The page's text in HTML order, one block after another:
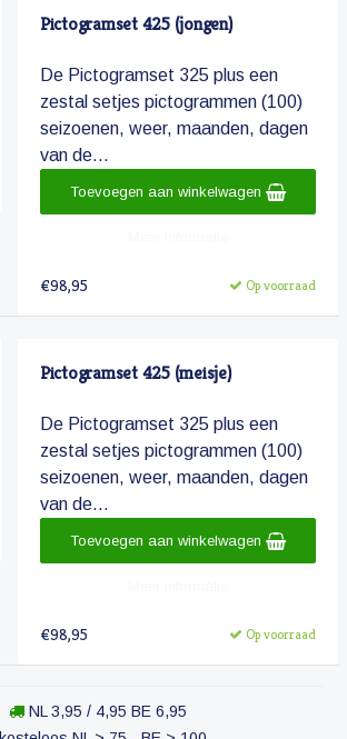
Pictogramset 425 (jongen)
De Pictogramset 325 plus een
zestal setjes pictogrammen (100)
seizoenen, weer, maanden, dagen
van de...
€98,95 Op voorraad
Toevoegen aan winkelwagen
Pictogramset 425 (meisje)
De Pictogramset 325 plus een
zestal setjes pictogrammen (100)
seizoenen, weer, maanden, dagen
van de...
€98,95 Op voorraad
Toevoegen aan winkelwagen
NL 3,95 / 4,95 BE 6,95